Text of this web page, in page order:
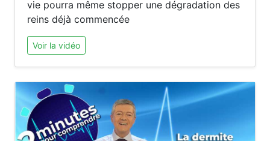
vie pourra même stopper une dégradation des
reins déjà commencée
Voir la vidéo